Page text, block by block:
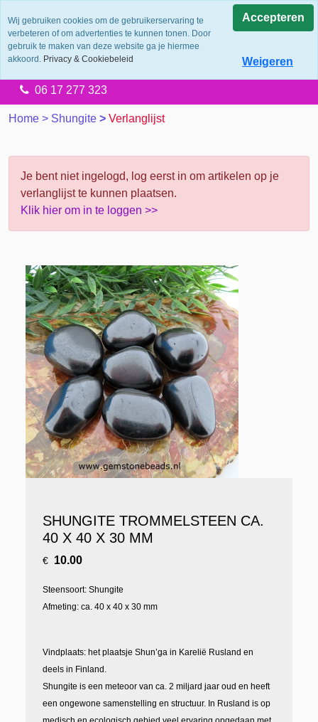
Levering 2 werkdagen
Gratis verzending vanaf €65.00
06 17 277 323
Home > Shungite > Verlanglijst
Je bent niet ingelogd, log eerst in om artikelen op je
verlanglijst te kunnen plaatsen.
Klik hier om in te loggen >>
SHUNGITE TROMMELSTEEN CA.
40 X 40 X 30 MM
€ 10.00
Steensoort: Shungite
Afmeting: ca. 40 x 40 x 30 mm
Vindplaats: het plaatsje Shun’ga in Karelië Rusland en
deels in Finland.
Shungite is een meteoor van ca. 2 miljard jaar oud en heeft
een ongewone samenstelling en structuur. In Rusland is op
Wij gebruiken cookies om de gebruikerservaring te
verbeteren of om advertenties te kunnen tonen. Door
gebruik te maken van deze website ga je hiermee
akkoord. Privacy & Cookiebeleid
Accepteren
Weigeren